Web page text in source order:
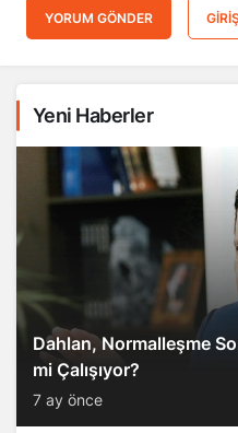
YORUM GÖNDER
Yeni Haberler
Dahlan, Normalleşme
mi Çalışıyor?
7 ay önce